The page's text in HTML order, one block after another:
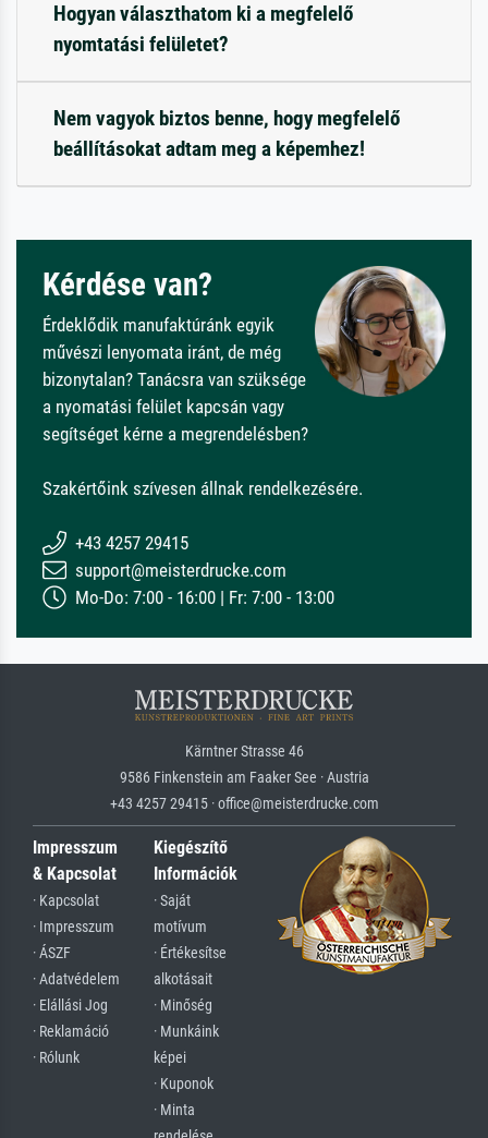
Hogyan választhatom ki a megfelelő
nyomtatási felületet?
Nem vagyok biztos benne, hogy megfelelő
beállításokat adtam meg a képemhez!
Kérdése van?
Érdeklődik manufaktúránk egyik
művészi lenyomata iránt, de még
bizonytalan? Tanácsra van szüksége
a nyomatási felület kapcsán vagy
segítséget kérne a megrendelésben?
Szakértőink szívesen állnak rendelkezésére.
+43 4257 29415
support@meisterdrucke.com
Mo-Do: 7:00 - 16:00 | Fr: 7:00 - 13:00
Kärntner Strasse 46
9586 Finkenstein am Faaker See · Austria
+43 4257 29415 · office@meisterdrucke.com
Impresszum
& Kapcsolat
· Kapcsolat
· Impresszum
· ÁSZF
· Adatvédelem
· Elállási Jog
· Reklamáció
· Rólunk
Kiegészítő
Információk
· Saját
motívum
· Értékesítse
alkotásait
· Minőség
· Munkáink
képei
· Kuponok
· Minta